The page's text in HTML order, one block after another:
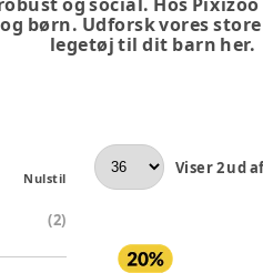
børn. Udforsk vores
legetøj til dit barn her.
Nulstil
(2)
Viser2ud